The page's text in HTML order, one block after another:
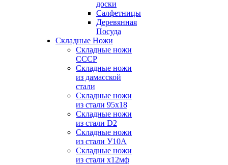
доски
Салфетницы
Деревянная
Посуда
Складные Ножи
Cкладные ножи
СССР
Складные ножи
из дамасской
стали
Складные ножи
из стали 95х18
Складные ножи
из стали D2
Складные ножи
из стали У10А
Складные ножи
из стали х12мф